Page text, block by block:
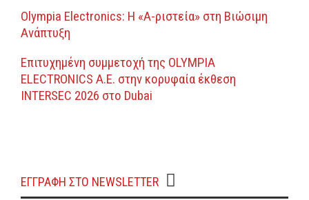
Olympia Electronics: Η «Α-ριστεία» στη Βιώσιμη
Ανάπτυξη
Επιτυχημένη συμμετοχή της OLYMPIA
ELECTRONICS A.E. στην κορυφαία έκθεση
INTERSEC 2026 στο Dubai
ΕΓΓΡΑΦΗ ΣΤΟ NEWSLETTER